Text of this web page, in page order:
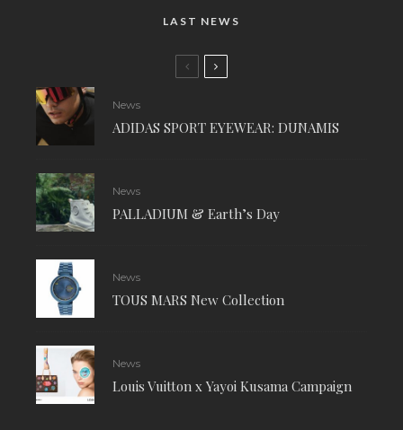
LAST NEWS
News
ADIDAS SPORT EYEWEAR: DUNAMIS
News
PALLADIUM & Earth’s Day
News
TOUS MARS New Collection
News
Louis Vuitton x Yayoi Kusama Campaign